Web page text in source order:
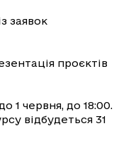
заявок
проєктів
1 червня, до 18:00.
відбудеться 31